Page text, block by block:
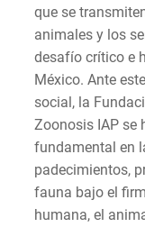
que se
animales y los
desafío crítico e
México. Ante
social, la
Zoonosis IAP se
fundamental en
padecimientos,
fauna bajo el
humana, el